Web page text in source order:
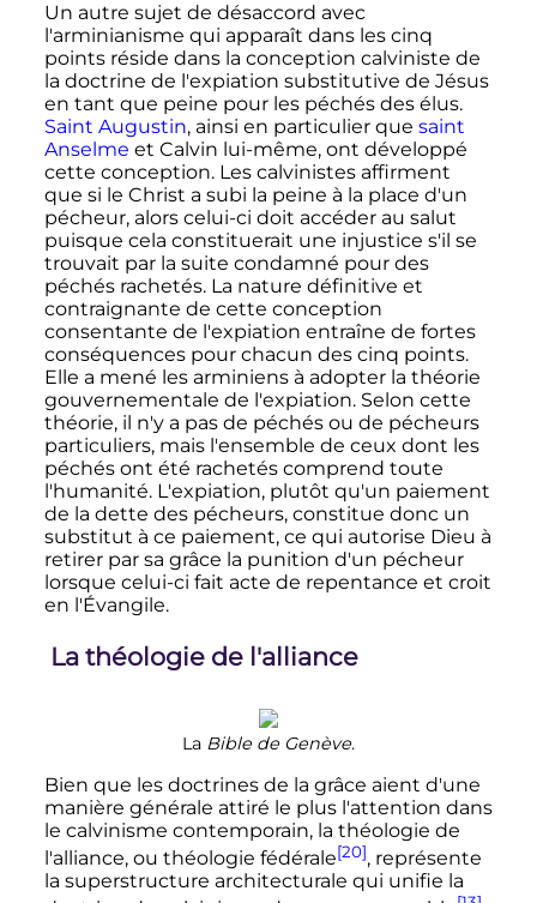
Un autre sujet de désaccord avec
l'arminianisme qui apparaît dans les cinq
points réside dans la conception calviniste de
la doctrine de l'expiation substitutive de Jésus
en tant que peine pour les péchés des élus.
Saint Augustin, ainsi en particulier que saint
Anselme et Calvin lui-même, ont développé
cette conception. Les calvinistes affirment
que si le Christ a subi la peine à la place d'un
pécheur, alors celui-ci doit accéder au salut
puisque cela constituerait une injustice s'il se
trouvait par la suite condamné pour des
péchés rachetés. La nature définitive et
contraignante de cette conception
consentante de l'expiation entraîne de fortes
conséquences pour chacun des cinq points.
Elle a mené les arminiens à adopter la théorie
gouvernementale de l'expiation. Selon cette
théorie, il n'y a pas de péchés ou de pécheurs
particuliers, mais l'ensemble de ceux dont les
péchés ont été rachetés comprend toute
l'humanité. L'expiation, plutôt qu'un paiement
de la dette des pécheurs, constitue donc un
substitut à ce paiement, ce qui autorise Dieu à
retirer par sa grâce la punition d'un pécheur
lorsque celui-ci fait acte de repentance et croit
en l'Évangile.
La théologie de l'alliance
La Bible de Genève.
Bien que les doctrines de la grâce aient d'une
manière générale attiré le plus l'attention dans
le calvinisme contemporain, la théologie de
l'alliance, ou théologie fédérale[20], représente
la superstructure architecturale qui unifie la